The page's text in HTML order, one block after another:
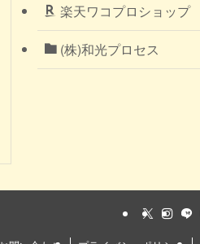
楽天ワコプロショップ
(株)和光プロセス